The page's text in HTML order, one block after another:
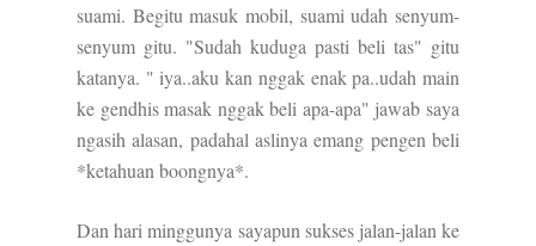
suami. Begitu masuk mobil, suami udah senyum-
senyum gitu. "Sudah kuduga pasti beli tas" gitu
katanya. " iya..aku kan nggak enak pa..udah main
ke gendhis masak nggak beli apa-apa" jawab saya
ngasih alasan, padahal aslinya emang pengen beli
*ketahuan boongnya*.
Dan hari minggunya sayapun sukses jalan-jalan ke